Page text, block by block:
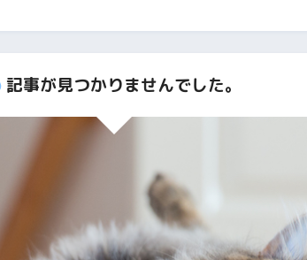
記事が見つかりませんでした。